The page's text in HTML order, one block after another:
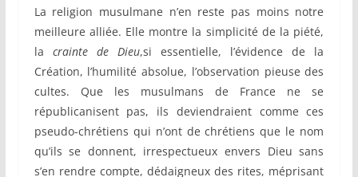
La religion musulmane n’en reste pas moins notre
meilleure alliée. Elle montre la simplicité de la piété,
la crainte de Dieu,si essentielle, l’évidence de la
Création, l’humilité absolue, l’observation pieuse des
cultes. Que les musulmans de France ne se
républicanisent pas, ils deviendraient comme ces
pseudo-chrétiens qui n’ont de chrétiens que le nom
qu’ils se donnent, irrespectueux envers Dieu sans
s’en rendre compte, dédaigneux des rites, méprisant